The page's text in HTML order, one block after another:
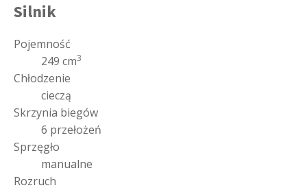
Silnik
Pojemność
249 cm3
Chłodzenie
cieczą
Skrzynia biegów
6 przełożeń
Sprzęgło
manualne
Rozruch